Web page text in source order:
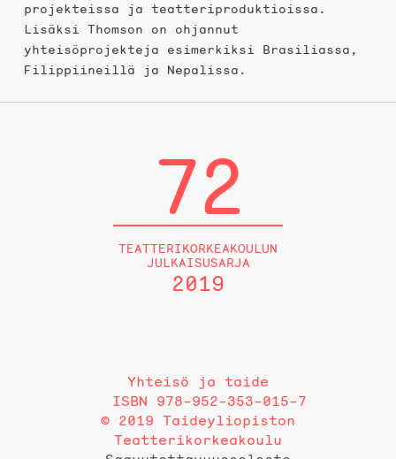
projekteissa ja teatteriproduktioissa.
Lisäksi Thomson on ohjannut
yhteisöprojekteja esimerkiksi Brasiliassa,
Filippiineillä ja Nepalissa.
72
TEATTERIKORKEAKOULUN
JULKAISUSARJA
2019
Yhteisö ja taide
ISBN 978-952-353-015-7
© 2019 Taideyliopiston
Teatterikorkeakoulu